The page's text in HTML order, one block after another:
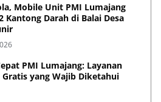
Mobile Unit PMI Lumajang
Kantong Darah di Balai Desa
PMI Lumajang: Layanan
yang Wajib Diketahui